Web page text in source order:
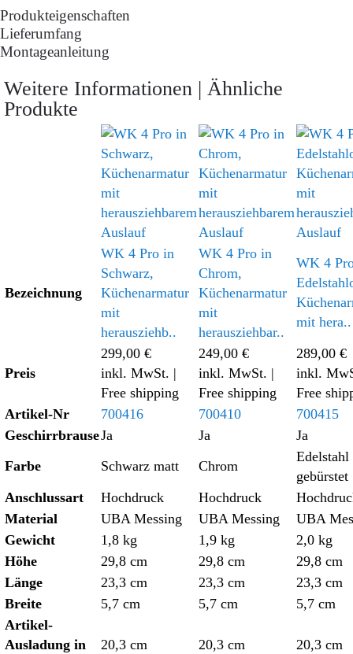
Produkteigenschaften
Lieferumfang
Montageanleitung
Weitere Informationen | Ähnliche
Produkte
Bezeichnung
WK 4 Pro in
Schwarz,
Küchenarmatur
mit
herausziehb..
WK 4 Pro in
Chrom,
Küchenarmatur
mit
herausziehbar..
WK 4
mit hera..
Preis
299,00 €
inkl. MwSt. |
Free shipping
249,00 €
inkl. MwSt. |
Free shipping
289,00 €
inkl.
Free
Artikel-Nr
700416 700410
700415
GeschirrbrauseJa Ja
Ja
Farbe
Schwarz matt Chrom
Edelstahl
gebürstet
Anschlussart
Hochdruck Hochdruck
Material
UBA Messing UBA Messing
UBA
Gewicht
1,8 kg 1,9 kg
2,0 kg
Höhe
29,8 cm 29,8 cm
29,8 cm
Länge
23,3 cm 23,3 cm
23,3 cm
Breite
5,7 cm 5,7 cm
5,7 cm
Artikel-
Ausladung in
20,3 cm 20,3 cm 20,3 cm